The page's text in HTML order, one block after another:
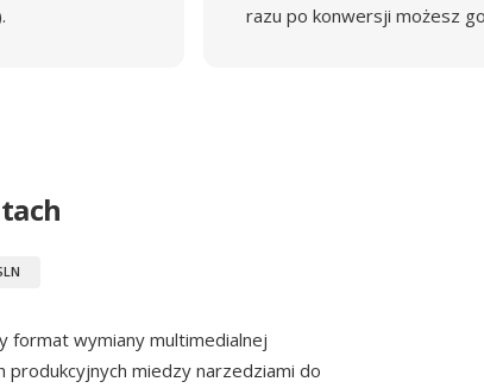
razu po konwersji możesz
format wymiany multimedialnej
miedzy narzedziami do